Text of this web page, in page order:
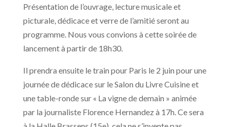
Présentation de l’ouvrage, lecture musicale et
picturale, dédicace et verre de l’amitié seront au
programme. Nous vous convions à cette soirée de
lancement à partir de 18h30.
Il prendra ensuite le train pour Paris le 2 juin pour une
journée de dédicace sur le Salon du Livre Cuisine et
une table-ronde sur « La vigne de demain » animée
par la journaliste Florence Hernandez à 17h. Ce sera